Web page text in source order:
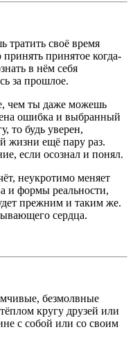
тратить своё время
принятое когда-
в нём себя
за прошлое.
чем ты даже можешь
ошибка и выбранный
то будь уверен,
жизни ещё пару раз.
если осознал и понял.
неукротимо меняет
и формы реальности,
прежним и таким же.
сердца.
безмолвные
кругу друзей или
с собой или со своим